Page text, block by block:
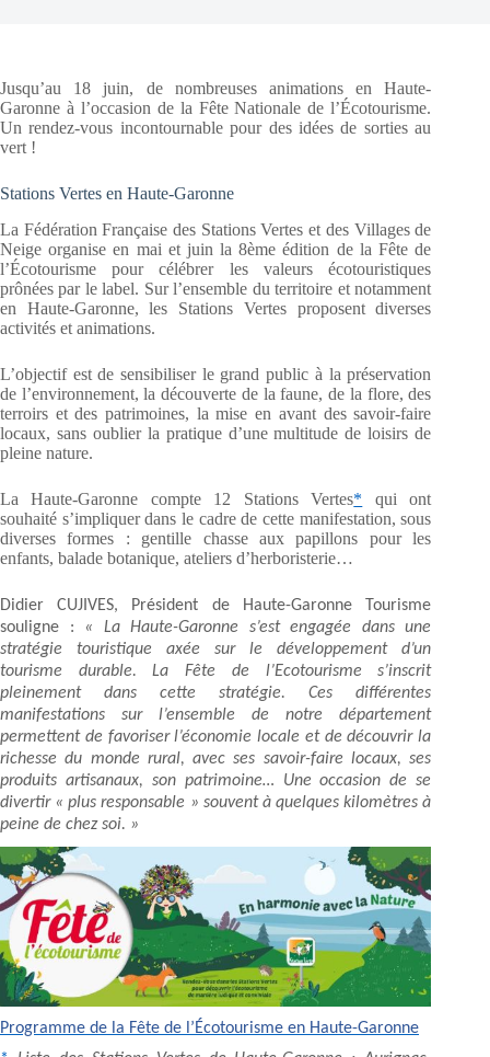
Jusqu’au 18 juin, de nombreuses animations en Haute-
Garonne à l’occasion de la Fête Nationale de l’Écotourisme.
Un rendez-vous incontournable pour des idées de sorties au
vert !
Stations Vertes en Haute-Garonne
La Fédération Française des Stations Vertes et des Villages de
Neige organise en mai et juin la 8ème édition de la Fête de
l’Écotourisme pour célébrer les valeurs écotouristiques
prônées par le label. Sur l’ensemble du territoire et notamment
en Haute-Garonne, les Stations Vertes proposent diverses
activités et animations.
L’objectif est de sensibiliser le grand public à la préservation
de l’environnement, la découverte de la faune, de la flore, des
terroirs et des patrimoines, la mise en avant des savoir-faire
locaux, sans oublier la pratique d’une multitude de loisirs de
pleine nature.
La Haute-Garonne compte 12 Stations Vertes* qui ont
souhaité s’impliquer dans le cadre de cette manifestation, sous
diverses formes : gentille chasse aux papillons pour les
enfants, balade botanique, ateliers d’herboristerie…
Didier CUJIVES, Président de Haute-Garonne Tourisme
souligne : « La Haute-Garonne s’est engagée dans une
stratégie touristique axée sur le développement d’un
tourisme durable. La Fête de l’Ecotourisme s’inscrit
pleinement dans cette stratégie. Ces différentes
manifestations sur l’ensemble de notre département
permettent de favoriser l’économie locale et de découvrir la
richesse du monde rural, avec ses savoir-faire locaux, ses
produits artisanaux, son patrimoine… Une occasion de se
divertir « plus responsable » souvent à quelques kilomètres à
peine de chez soi. »
Programme de la Fête de l’Écotourisme en Haute-Garonne